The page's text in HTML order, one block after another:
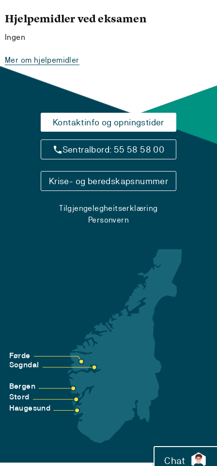
Hjelpemidler ved eksamen
Ingen
Mer om hjelpemidler
Kontaktinfo og opningstider
Sentralbord: 55 58 58 00
Krise- og beredskapsnummer
Tilgjengelegheitserklæring
Personvern
Førde
Sogndal
Bergen
Stord
Haugesund
Chat